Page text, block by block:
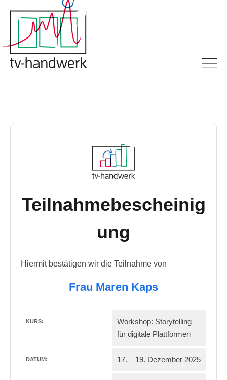
Teilnahmebescheinig
ung
Hiermit bestätigen wir die Teilnahme von
Frau Maren Kaps
KURS:
Workshop: Storytelling
für digitale Plattformen
DATUM: 17. – 19. Dezember 2025